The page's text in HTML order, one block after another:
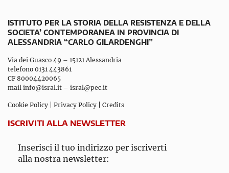
ISTITUTO PER LA STORIA DELLA RESISTENZA E DELLA
SOCIETA’ CONTEMPORANEA IN PROVINCIA DI
ALESSANDRIA “CARLO GILARDENGHI”
Via dei Guasco 49 – 15121 Alessandria
telefono 0131 443861
CF 80004420065
mail info@isral.it – isral@pec.it
Cookie Policy Privacy Policy Credits
ISCRIVITI ALLA NEWSLETTER
Inserisci il tuo indirizzo per iscriverti
alla nostra newsletter: